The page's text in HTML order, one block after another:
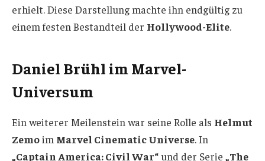
erhielt. Diese Darstellung machte ihn endgültig zu
einem festen Bestandteil der Hollywood-Elite.
Daniel Brühl im Marvel-
Universum
Ein weiterer Meilenstein war seine Rolle als Helmut
Zemoim Marvel Cinematic Universe. In
„Captain America: Civil War“und der Serie „The